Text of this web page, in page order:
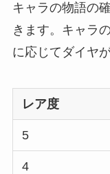
キャラの物語の
きます。キャラ
に応じてダイヤ
レア度
5
4